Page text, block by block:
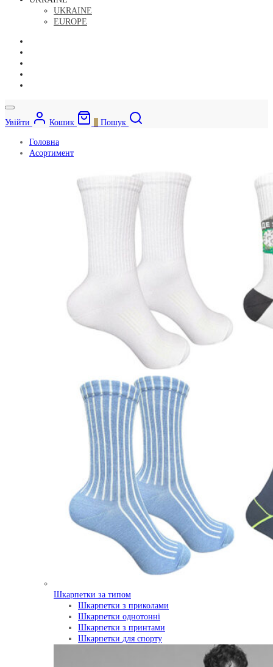
UKRAINE
EUROPE
Увійти Кошик Пошук
Головна
Асортимент
Шкарпетки за типом
Шкарпетки з приколами
Шкарпетки однотонні
Шкарпетки з принтами
Шкарпетки для спорту